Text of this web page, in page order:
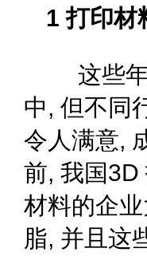
1 打印材
这些年
中, 但不同
令人满意,
前, 我国3D
材料的企
脂, 并且这